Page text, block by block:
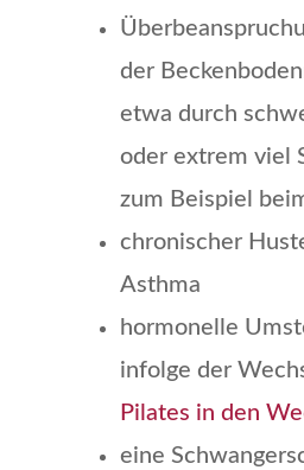
der
etwa durch
oder extrem viel
zum Beispiel
chronischer
Asthma
hormonelle
infolge der
Pilates in den
eine